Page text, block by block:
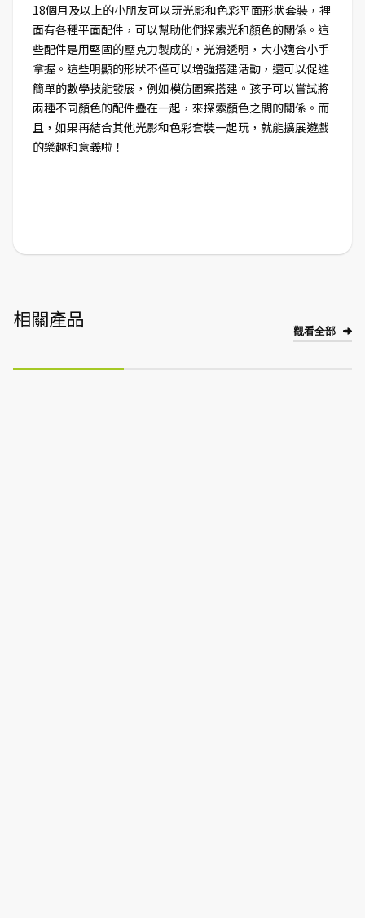
18個月及以上的小朋友可以玩光影和色彩平面形狀套裝，裡
面有各種平面配件，可以幫助他們探索光和顏色的關係。這
些配件是用堅固的壓克力製成的，光滑透明，大小適合小手
拿握。這些明顯的形狀不僅可以增強搭建活動，還可以促進
簡單的數學技能發展，例如模仿圖案搭建。孩子可以嘗試將
兩種不同顏色的配件疊在一起，來探索顏色之間的關係。而
且，如果再結合其他光影和色彩套裝一起玩，就能擴展遊戲
的樂趣和意義啦！
相關產品 觀看全部